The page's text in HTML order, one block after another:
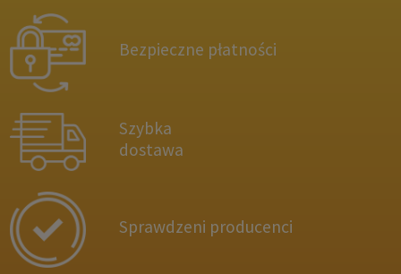
Bezpieczne płatności
Szybka
dostawa
Sprawdzeni producenci